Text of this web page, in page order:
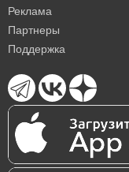
Реклама
Партнеры
Поддержка